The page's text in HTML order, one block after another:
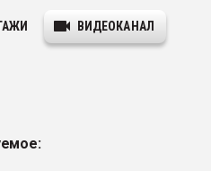
ВИДЕОКАНАЛ